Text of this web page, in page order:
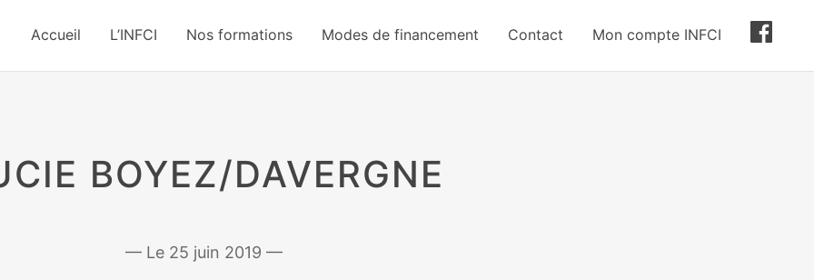
Accueil L’INFCI Nos formations Modes de financement Contact Mon compte INFCI
BOYEZ/DAVERGNE
25 juin 2019